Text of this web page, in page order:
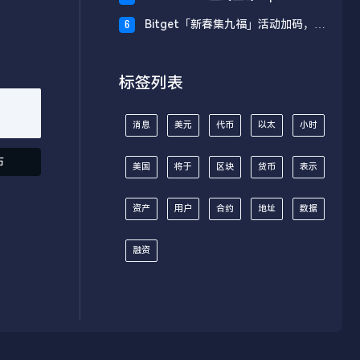
6
Bitget「新春集九福」活动加码，报
标签列表
消息 美元 代币 以太 小时
美国 将于 区块 货币 表示
资产 用户 合约 地址 数据
融资